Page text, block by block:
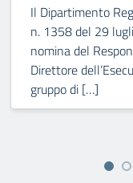
Il Dipartimento
n. 1358 del 29
nomina del
Direttore
gruppo di […]